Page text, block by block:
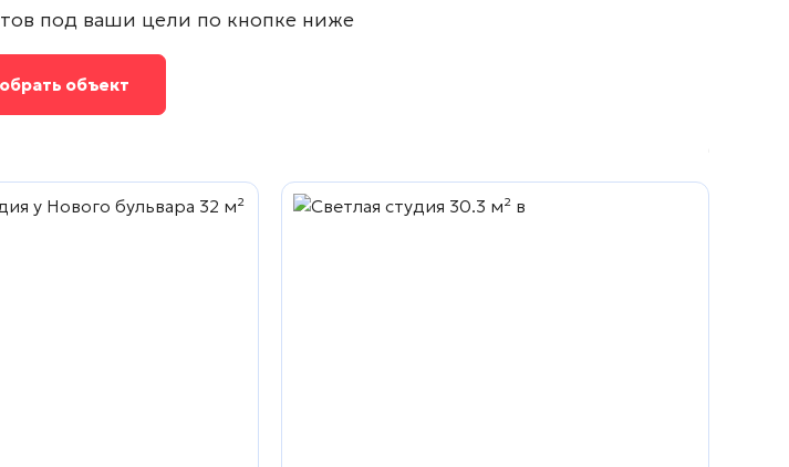
под ваши цели по кнопке ниже
объект